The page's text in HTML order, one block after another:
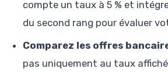
compte un taux à 5 % et
du second rang pour évaluer
Comparez les offres
pas uniquement au taux